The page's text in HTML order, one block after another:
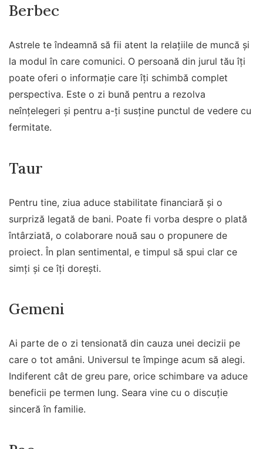
Berbec
Astrele te îndeamnă să fii atent la relațiile de muncă și
la modul în care comunici. O persoană din jurul tău îți
poate oferi o informație care îți schimbă complet
perspectiva. Este o zi bună pentru a rezolva
neînțelegeri și pentru a-ți susține punctul de vedere cu
fermitate.
Taur
Pentru tine, ziua aduce stabilitate financiară și o
surpriză legată de bani. Poate fi vorba despre o plată
întârziată, o colaborare nouă sau o propunere de
proiect. În plan sentimental, e timpul să spui clar ce
simți și ce îți dorești.
Gemeni
Ai parte de o zi tensionată din cauza unei decizii pe
care o tot amâni. Universul te împinge acum să alegi.
Indiferent cât de greu pare, orice schimbare va aduce
beneficii pe termen lung. Seara vine cu o discuție
sinceră în familie.